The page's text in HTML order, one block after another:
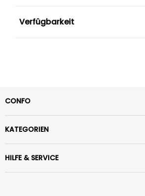
Verfügbarkeit
CONFO
KATEGORIEN
HILFE & SERVICE